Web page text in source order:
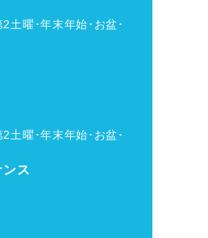
土曜･年末年始･お盆･
土曜･年末年始･お盆･
ス